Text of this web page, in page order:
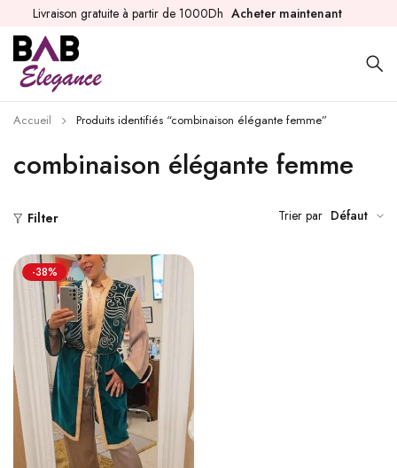
Livraison gratuite à partir de 1000Dh Acheter maintenant
combinaison élégante femme
Accueil Produits identifiés “combinaison élégante femme”
Filter Trier par Défaut
-38%